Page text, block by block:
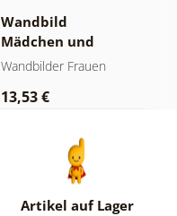
Wandbild
Mädchen und
fliegendes Herz
Wandbilder Frauen
13,53 €
Artikel auf Lager